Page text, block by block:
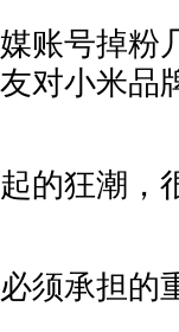
账号掉粉
对小米品
的狂潮，
须承担的